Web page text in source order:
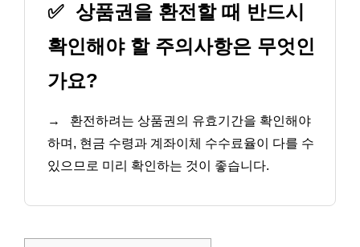
✅ 상품권을 환전할 때 반드시
확인해야 할 주의사항은 무엇인
가요?
→
환전하려는 상품권의 유효기간을 확인해야
하며, 현금 수령과 계좌이체 수수료율이 다를 수
있으므로 미리 확인하는 것이 좋습니다.